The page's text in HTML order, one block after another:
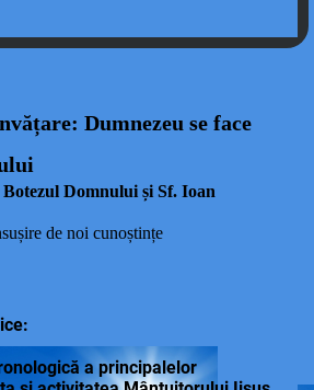
Dumnezeu se face
Domnului și Sf. Ioan
de noi cunoștințe
a principalelor